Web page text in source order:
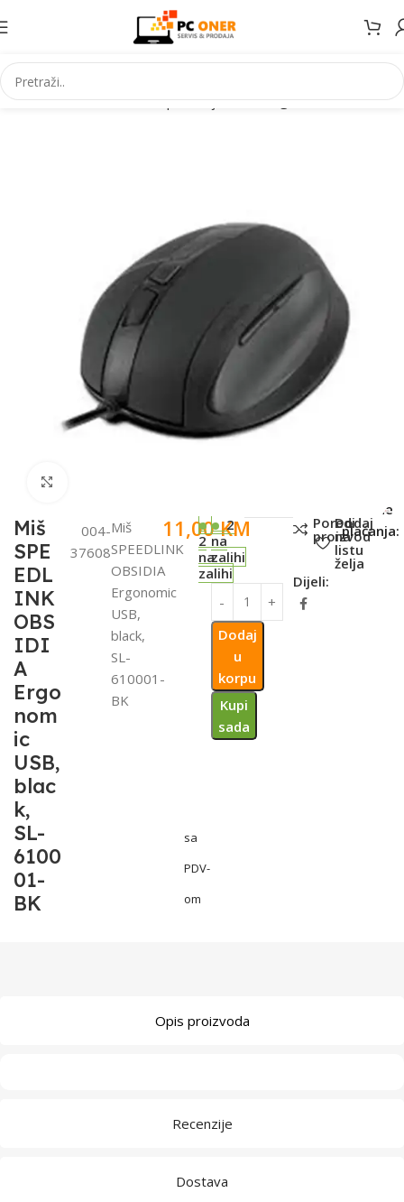
Početna Informatika PC periferija Miševi i grafički tableti
Miš
SPE
EDL
INK
OBS
IDI
A
Ergo
nom
ic
USB,
blac
k,
SL-
6100
01-
BK
004-
37608
Miš
SPEEDLINK
OBSIDIA
Ergonomic
USB,
black,
SL-
610001-
BK
11,00KM
sa
PDV-
om
2
na
zalihi
2
na
zalihi
Dodaj
u
korpu
Kupi
sada
Poredi
proizvod
Dodaj
na
listu
želja
Dijeli:
Metode
plaćanja:
Opis proizvoda
Recenzije
Dostava